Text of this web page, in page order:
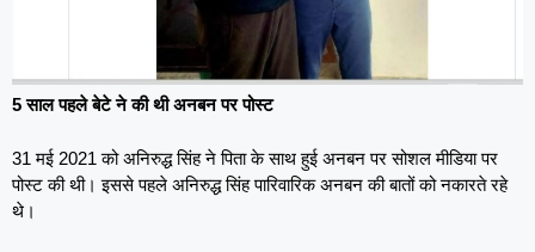
5 साल पहले बेटे ने की थी अनबन पर पोस्ट
31 मई 2021 को अनिरुद्ध सिंह ने पिता के साथ हुई अनबन पर सोशल मीडिया पर
पोस्ट की थी। इससे पहले अनिरुद्ध सिंह पारिवारिक अनबन की बातों को नकारते रहे
थे।